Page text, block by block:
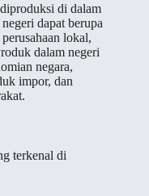
di dalam
dapat berupa
lokal,
dalam negeri
negara,
impor, dan
terkenal di